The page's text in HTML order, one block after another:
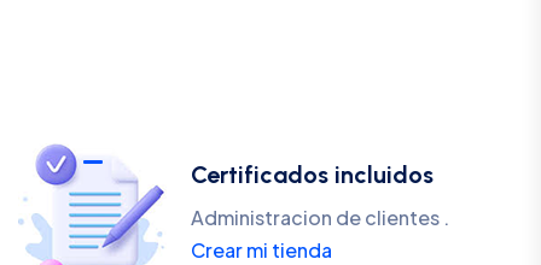
Certificados incluidos
Administracion de clientes .
Crear mi tienda